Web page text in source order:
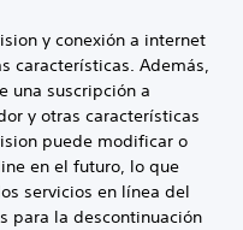
y conexión a internet
características. Además,
una suscripción a
y otras características
puede modificar o
en el futuro, lo que
servicios en línea del
para la descontinuación